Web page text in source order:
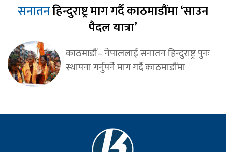
सनातनहिन्दुराष्ट्र माग गर्दै काठमाडौंमा ‘साउन
पैदल यात्रा’
काठमाडौं– नेपाललाई सनातन हिन्दुराष्ट्र पुनः
स्थापना गर्नुपर्ने माग गर्दै काठमाडौंमा